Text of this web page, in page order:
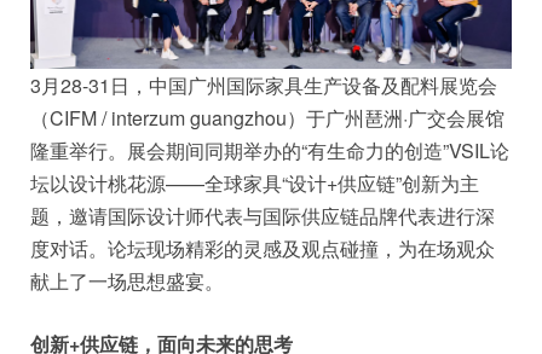
3月28-31日，中国广州国际家具生产设备及配料展览会
（CIFM / interzum guangzhou）于广州琶洲·广交会展馆
隆重举行。展会期间同期举办的“有生命力的创造”VSIL论
坛以设计桃花源——全球家具“设计+供应链”创新为主
题，邀请国际设计师代表与国际供应链品牌代表进行深
度对话。论坛现场精彩的灵感及观点碰撞，为在场观众
献上了一场思想盛宴。
创新+供应链，面向未来的思考